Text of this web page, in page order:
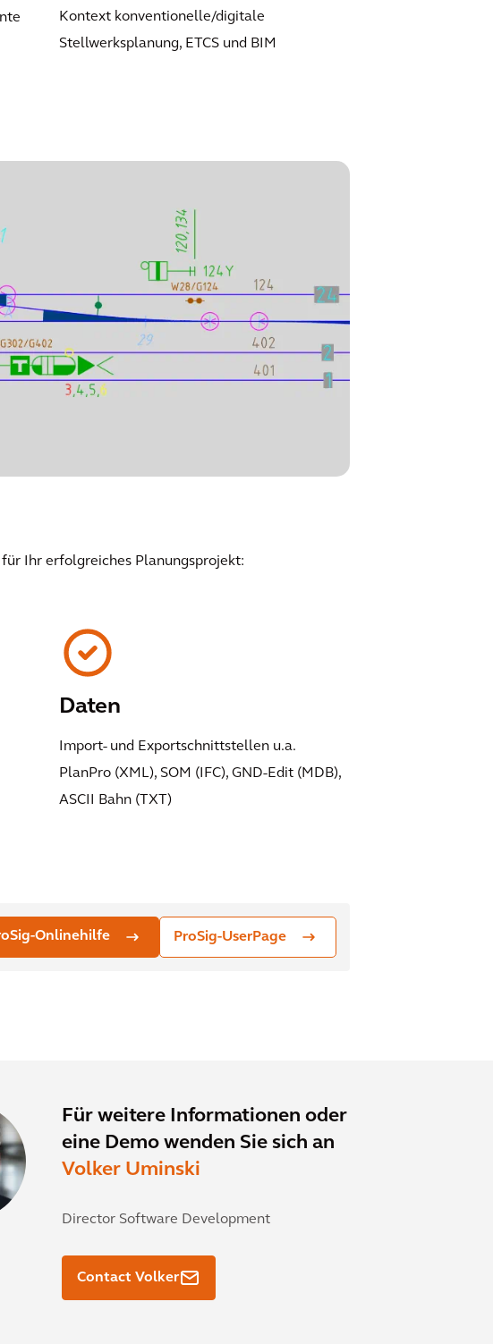
Kontext konventionelle/digitale
Stellwerksplanung, ETCS und BIM
Ihr erfolgreiches Planungsprojekt:
Daten
Import- und Exportschnittstellen u.a.
PlanPro (XML), SOM (IFC), GND-Edit (MDB),
ASCII Bahn (TXT)
Onlinehilfe ProSig-UserPage
Für weitere Informationen oder
eine Demo wenden Sie sich an
Volker Uminski
Director Software Development
Contact Volker